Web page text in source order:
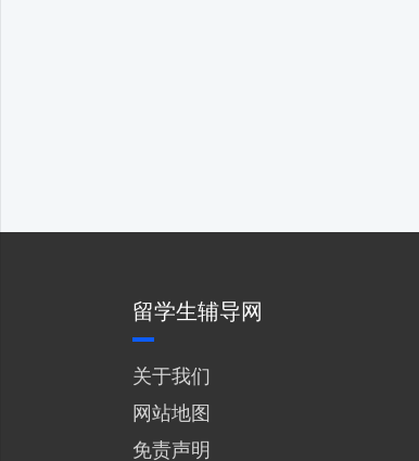
留学生辅导网
关于我们
网站地图
免责声明